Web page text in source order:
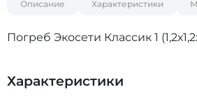
Описание Характеристики
Погреб Экосети Классик 1
Характеристики